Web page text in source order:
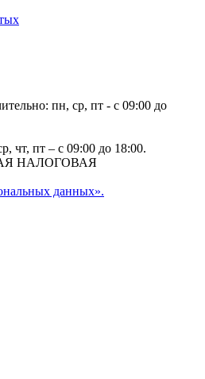
пн, ср, пт - с 09:00 до
чт, пт – с 09:00 до 18:00.
НАЛОГОВАЯ
данных».